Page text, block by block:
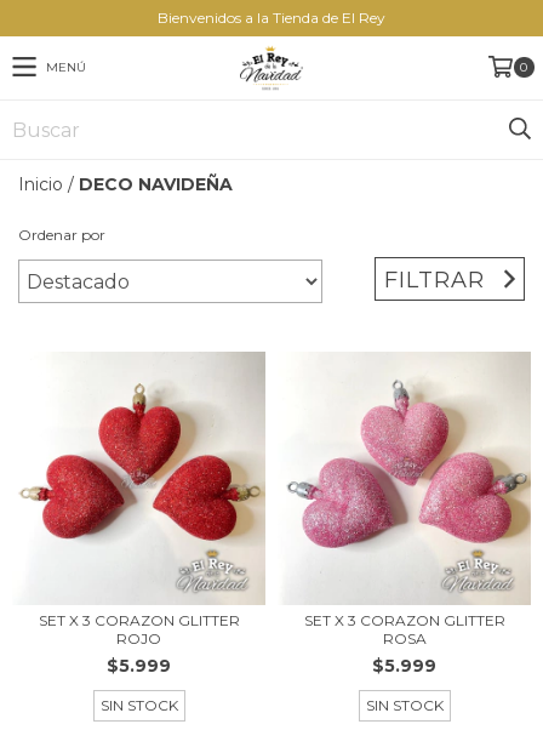
Bienvenidos a la Tienda de El Rey
MENÚ 0
Inicio / DECO NAVIDEÑA
Ordenar por
FILTRAR
SET X 3 CORAZON GLITTER
ROJO
$5.999
SIN STOCK
SET X 3 CORAZON GLITTER
ROSA
$5.999
SIN STOCK